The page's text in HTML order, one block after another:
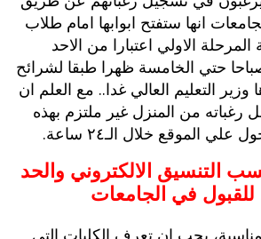
انها ستفتح ابوابها امام طلاب
المرحلة الاولي اعتبارا من الاحد
حتي الخامسة ظهرا طبقا لشرائح
وزير التعليم العالي ‬غدا‮.. ‬مع العلم ان
من المنزل‮ ‬غير ملتزم بهذه
علي الموقع خلال الـ‮٤٢ ‬ساعة‮.
التنسيق الالكتروني والحد
للقبول في الجامعات
يجب ان تعرف الكليات التي